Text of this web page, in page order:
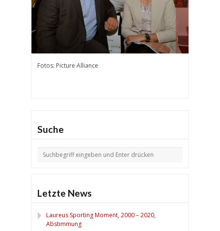
Fotos: Picture Alliance
Suche
Letzte News
Laureus Sporting Moment, 2000 – 2020,
Abstimmung